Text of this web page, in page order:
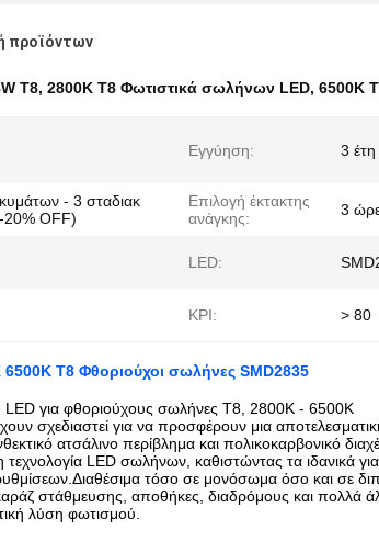
προϊόντων
T8, 2800K T8 Φωτιστικά σωλήνων LED, 6500K
Εγγύηση: 3
- 3 σταδιακ
20% OFF)
Επιλογή έκτακτης
ανάγκης:
3
LED:
ΚΡΙ: > 80
T8 Φθοριούχοι σωλήνες SMD2835
για φθοριούχους σωλήνες T8, 2800K - 6500K
σχεδιαστεί για να προσφέρουν μια
ατσάλινο περίβλημα και πολικοκαρβονικό
LED σωλήνων, καθιστώντας τα ιδανικά
τόσο σε μονόσωμα όσο και σε
στάθμευσης, αποθήκες, διαδρόμους και
λύση φωτισμού.